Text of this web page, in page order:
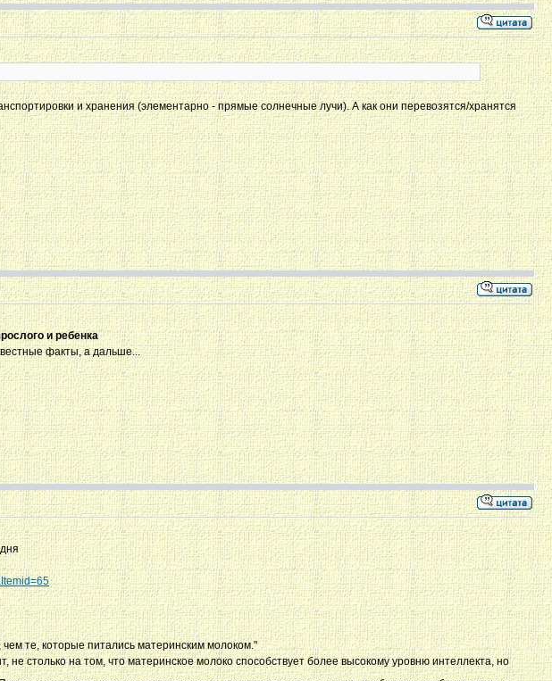
и хранения (элементарно - прямые солнечные лучи). А как они перевозятся/хранятся
и ребенка
факты, а дальше...
те, которые питались материнским молоком."
столько на том, что материнское молоко способствует более высокому уровню интеллекта, но